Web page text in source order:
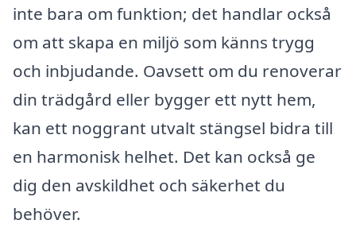
inte bara om funktion; det handlar också
om att skapa en miljö som känns trygg
och inbjudande. Oavsett om du renoverar
din trädgård eller bygger ett nytt hem,
kan ett noggrant utvalt stängsel bidra till
en harmonisk helhet. Det kan också ge
dig den avskildhet och säkerhet du
behöver.